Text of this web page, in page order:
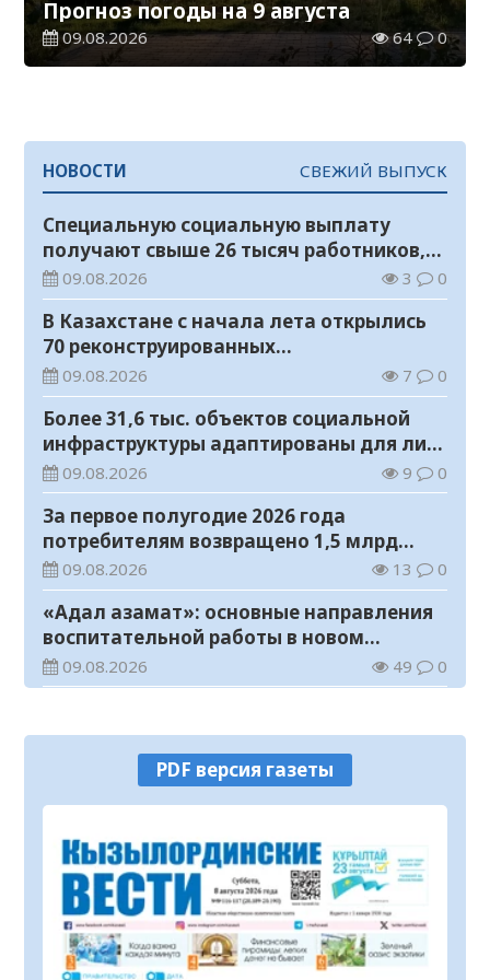
Прогноз погоды на 9 августа
09.08.2026 64 0
НОВОСТИ СВЕЖИЙ ВЫПУСК
Специальную социальную выплату
получают свыше 26 тысяч работников,
занятых во вредных условиях труда
09.08.2026 3 0
В Казахстане с начала лета открылись
70 реконструированных
железнодорожных вокзалов
09.08.2026 7 0
Более 31,6 тыс. объектов социальной
инфраструктуры адаптированы для лиц
с инвалидностью
09.08.2026 9 0
За первое полугодие 2026 года
потребителям возвращено 1,5 млрд
тенге
09.08.2026 13 0
«Адал азамат»: основные направления
воспитательной работы в новом
учебном году
09.08.2026 49 0
09.08.2026 64 0
Государство расширяет поддержку
граждан, переезжающих в новые
08.08.2026
Казахстан экспортировал 13,9 млн тонн
зерна и муки в зерновом эквиваленте
08.08.2026 94
Новый стандарт доступной медпомощи:
PDF версия газеты